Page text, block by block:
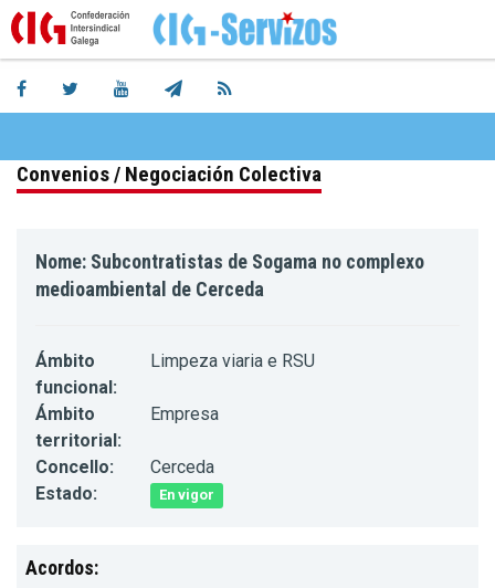
Convenios / Negociación Colectiva
Nome: Subcontratistas de Sogama no complexo
medioambiental de Cerceda
Ámbito
funcional:
Limpeza viaria e RSU
Ámbito
territorial:
Empresa
Concello:
Cerceda
Estado:
En vigor
Acordos: